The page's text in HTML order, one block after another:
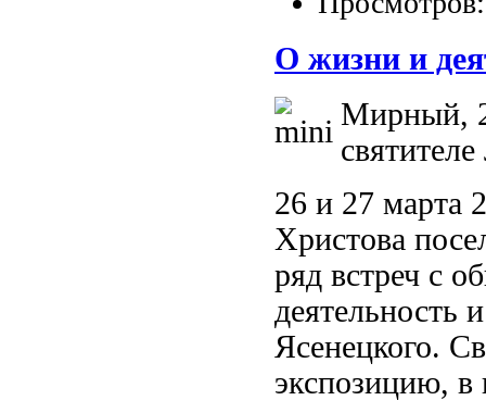
О жизни и
Мирный,
26 и 27 марта
Христова
ряд встреч с
деятельность
Ясенецкого.
экспозицию, в